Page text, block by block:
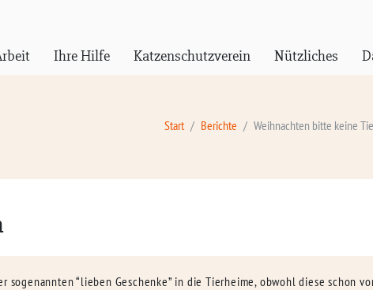
Ihre Hilfe Katzenschutzverein Nützliches
Start Berichte Weihnachten bitte keine
sogenannten “lieben Geschenke” in die Tierheime, obwohl diese schon